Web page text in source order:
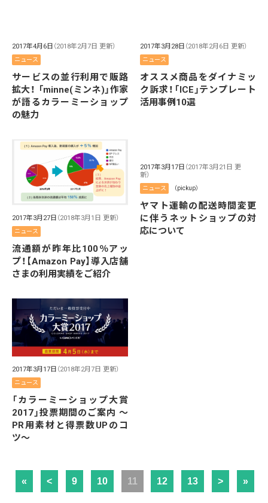
2017年4月6日 （2018年2月7日 更新）
ニュース
サービスの並行利用で販路
拡大！ 「minne(ミンネ)」作家
が語るカラーミーショップ
の魅力
2017年3月28日 （2018年2月6日 更新）
ニュース
オススメ商品をダイナミッ
ク訴求！「ICE」テンプレート
活用事例10選
2017年3月27日 （2018年3月1日 更新）
ニュース
流通額が昨年比100％アッ
プ！【Amazon Pay】導入店舗
さまの利用実績をご紹介
2017年3月17日 （2017年3月21日 更
新）
ニュース （pickup）
ヤマト運輸の配送時間変更
に伴うネットショップの対
応について
2017年3月17日 （2018年2月7日 更新）
ニュース
「カラーミーショップ大賞
2017」投票期間のご案内 〜
PR用素材と得票数UPのコ
ツ〜
« < 9 10 11 12 13 > »